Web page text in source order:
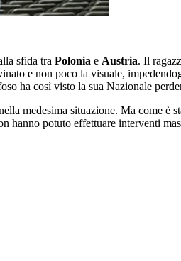
sfida tra Polonia e Austria. Il
e non poco la visuale,
ha così visto la sua Nazionale
medesima situazione. Ma come
hanno potuto effettuare interventi